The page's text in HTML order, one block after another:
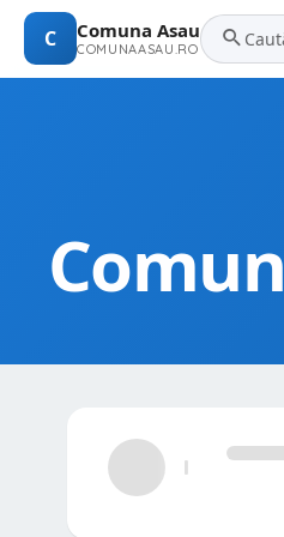
C Comuna Asau
COMUNAASAU.RO